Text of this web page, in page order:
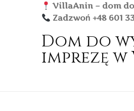
VillaAnin – dom
Zadzwoń +48 601
Dom do
imprezę